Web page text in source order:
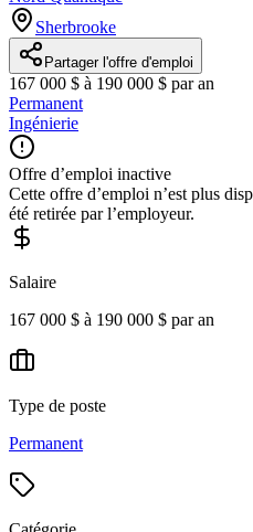
Sherbrooke
Partager l'offre d'emploi
167 000 $ à 190 000 $ par an
Permanent
Ingénierie
Offre d’emploi inactive
Cette offre d’emploi n’est plus
été retirée par l’employeur.
Salaire
167 000 $ à 190 000 $ par an
Type de poste
Permanent